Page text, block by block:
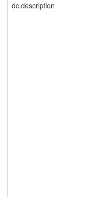
dc.description